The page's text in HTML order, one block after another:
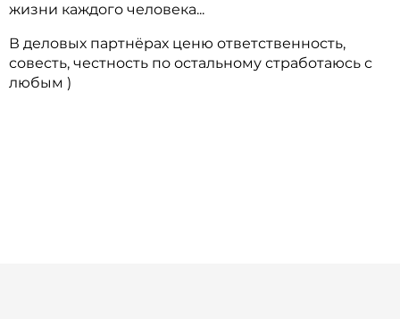
жизни каждого человека...
В деловых партнёрах ценю ответственность,
совесть, честность по остальному стработаюсь с
любым )